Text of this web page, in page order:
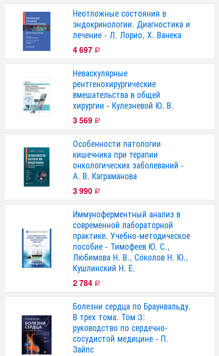
Неотложные состояния в
эндокринологии. Диагностика и
лечение - Л. Лорио, Х. Ванека
4 697 Р
Неваскулярные
рентгенохирургические
вмешательства в общей
хирургии - Кулезневой Ю. В.
3 569 Р
Особенности патологии
кишечника при терапии
онкологических заболеваний -
А. В. Каграманова
3 990 Р
Иммуноферментный анализ в
современной лабораторной
практике. Учебно-методическое
пособие - Тимофеев Ю. С.,
Любимова Н. В., Соколов Н. Ю.,
Кушлинский Н. Е.
2 784 Р
Болезни сердца по Браунвальду.
В трех тома. Том 3:
руководство по сердечно-
сосудистой медицине - П.
Зайпс